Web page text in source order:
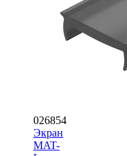
026854
Экран
MAT-